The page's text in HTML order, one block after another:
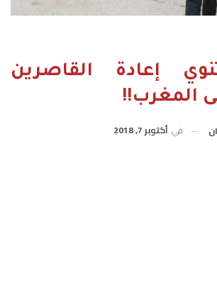
إعادة القاصرين
المغرب!!
في أكتوبر 7, 2018